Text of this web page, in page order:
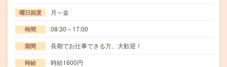
曜日頻度 月～金
時間 08:30～17:00
期間 長期でお仕事できる方、大歓迎！
時給 時給1600円